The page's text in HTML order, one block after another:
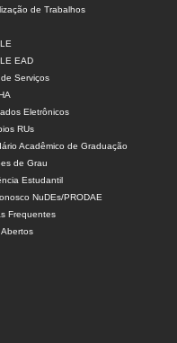
de Trabalhos
EAD
Serviços
Eletrônicos
RUs
Acadêmico de Graduação
de Grau
Estudantil
NuDEs/PRODAE
Frequentes
Abertos